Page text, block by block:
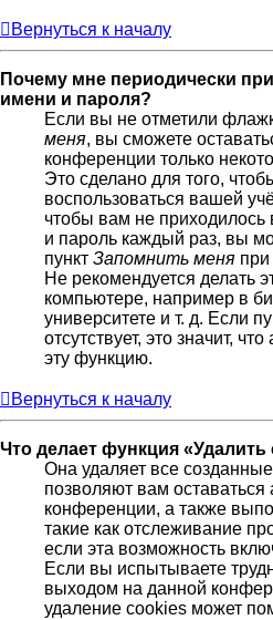
Вернуться к началу
Почему мне периодически
имени и пароля?
Если вы не отметили
меня, вы сможете
конференции только
Это сделано для того,
воспользоваться вашей
чтобы вам не приходилось
и пароль каждый раз, вы
пункт Запомнить меня
Не рекомендуется делать
компьютере, например в
университете и т. д. Если
отсутствует, это значит,
эту функцию.
Вернуться к началу
Что делает функция «Удалить
Она удаляет все
позволяют вам
конференции, а также
такие как отслеживание
если эта возможность
Если вы испытываете
выходом на данной
удаление cookies может